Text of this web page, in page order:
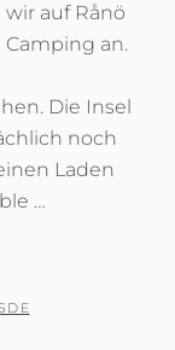
auf Rånö
an.
Die Insel
noch
Laden
…